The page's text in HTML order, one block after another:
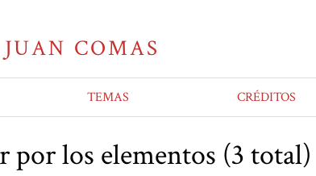
TEMAS CRÉDITOS
por los elementos (3 total)